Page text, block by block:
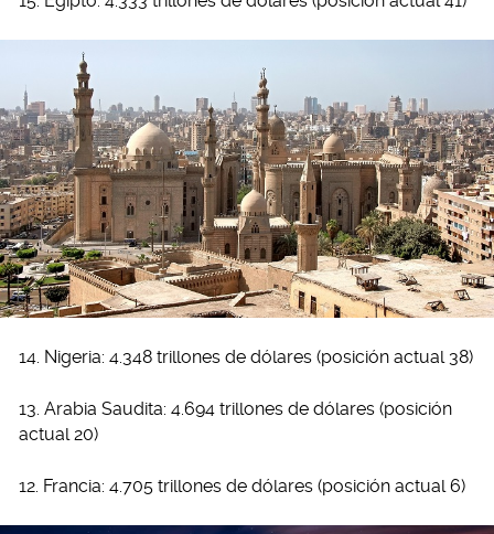
14. Nigeria: 4.348 trillones de dólares (posición actual 38)
13. Arabia Saudita: 4.694 trillones de dólares (posición
actual 20)
12. Francia: 4.705 trillones de dólares (posición actual 6)